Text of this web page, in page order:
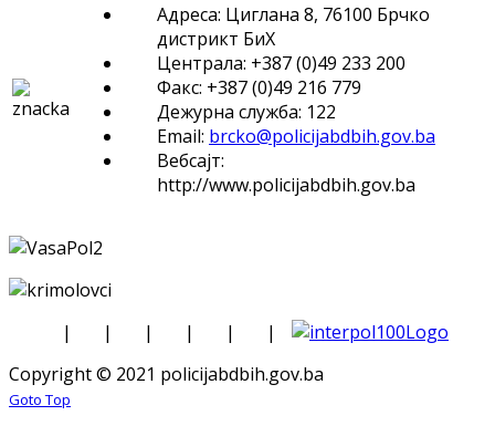
Адреса: Циглана 8, 76100 Брчко
дистрикт БиХ
Централа: +387 (0)49 233 200
Факс: +387 (0)49 216 779
Дежурна служба: 122
Email: brcko@policijabdbih.gov.ba
Вебсајт:
http://www.policijabdbih.gov.ba
| | | | |
|
Copyright © 2021 policijabdbih.gov.ba
Goto Top